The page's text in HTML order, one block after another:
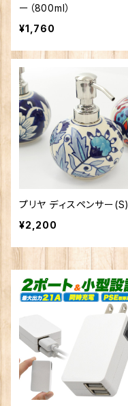
ー（800ml）
¥1,760
プリヤ ディスペンサー(S)
¥2,200